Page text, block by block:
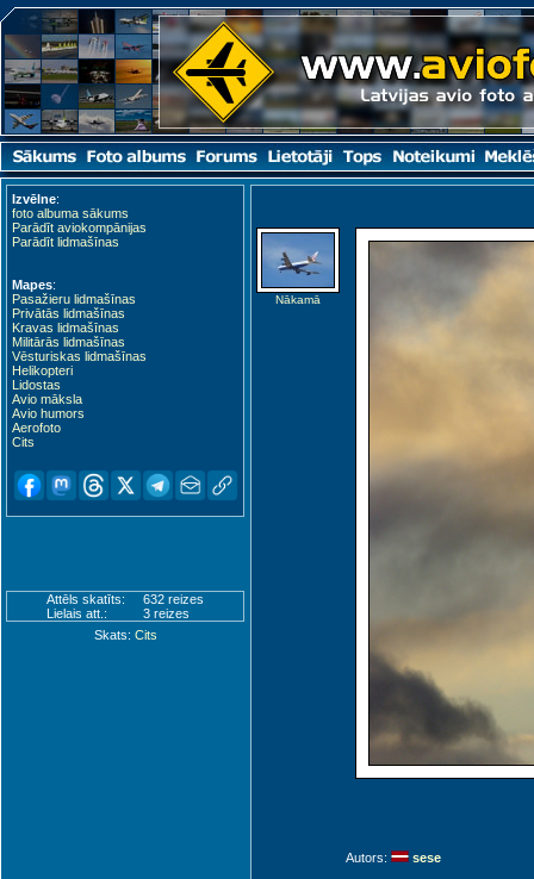
Izvēlne:
foto albuma sākums
Parādīt aviokompānijas
Parādīt lidmašīnas
Mapes:
Pasažieru lidmašīnas
Privātās lidmašīnas
Kravas lidmašīnas
Militārās lidmašīnas
Vēsturiskas lidmašīnas
Helikopteri
Lidostas
Avio māksla
Avio humors
Aerofoto
Cits
Attēls skatīts:
632 reizes
Lielais att.:
3 reizes
Skats: Cits
Nākamā
Autors: sese